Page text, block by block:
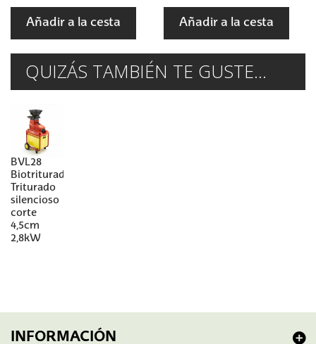
Añadir a la cesta Añadir a la cesta
QUIZÁS TAMBIÉN TE GUSTE...
BVL28
Biotrituradora
Triturado
silencioso
corte
4,5cm
2,8kW
INFORMACIÓN